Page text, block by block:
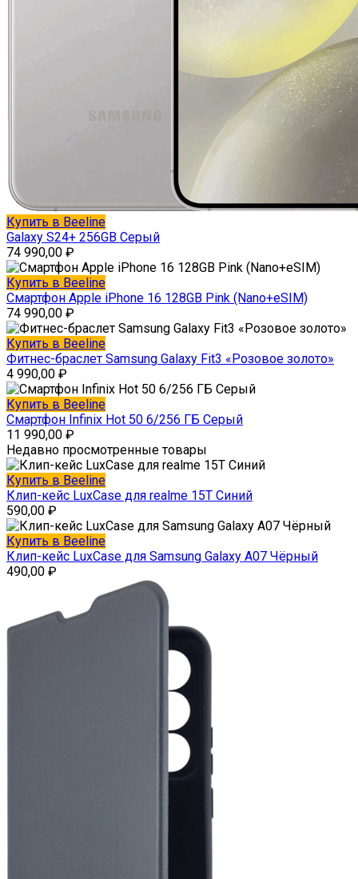
Купить в Beeline
Galaxy S24+ 256GB Серый
74 990,00 ₽
Купить в Beeline
Смартфон Apple iPhone 16 128GB Pink (Nano+eSIM)
74 990,00 ₽
Купить в Beeline
Фитнес-браслет Samsung Galaxy Fit3 «Розовое золото»
4 990,00 ₽
Купить в Beeline
Смартфон Infinix Hot 50 6/256 ГБ Серый
11 990,00 ₽
Недавно просмотренные товары
Купить в Beeline
Клип-кейс LuxCase для realme 15T Синий
590,00 ₽
Купить в Beeline
Клип-кейс LuxCase для Samsung Galaxy A07 Чёрный
490,00 ₽